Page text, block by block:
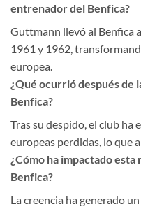
entrenador del Benfica?
Guttmann llevó al Benfica
1961 y 1962,
europea.
¿Qué ocurrió después de
Benfica?
Tras su despido, el club
europeas perdidas, lo que
¿Cómo ha impactado
Benfica?
La creencia ha generado